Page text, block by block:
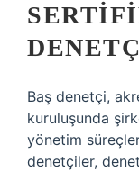
Baş denetçi,
kuruluşunda
yönetim
denetçiler,